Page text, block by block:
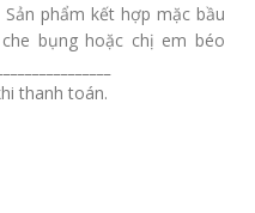
phẩm kết hợp mặc bầu
bụng hoặc chị em béo
thanh toán.